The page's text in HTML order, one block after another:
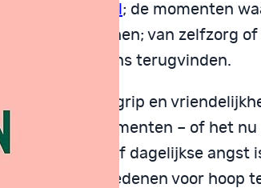
; de momenten
het niet aankunnen; van zelfzorg
eindelijk de balans terugvinden.
met begrip en
eenzame momenten – of het
tegenslag of dagelijkse angst
zal helpen redenen voor hoop